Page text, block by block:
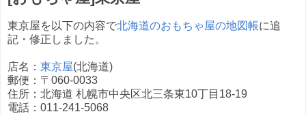
東京屋を以下の内容で北海道のおもちゃ屋の地図帳に追
記・修正しました。
店名： 東京屋(北海道)
郵便：〒060-0033
住所：北海道 札幌市中央区北三条東10丁目18-19
電話：011-241-5068